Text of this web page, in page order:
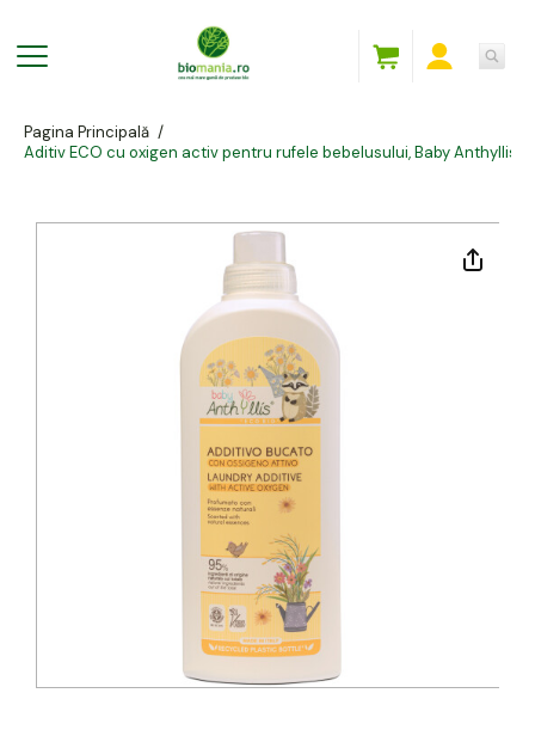
Pagina Principală /
Aditiv ECO cu oxigen activ pentru rufele bebelusului, Baby Anthyllis